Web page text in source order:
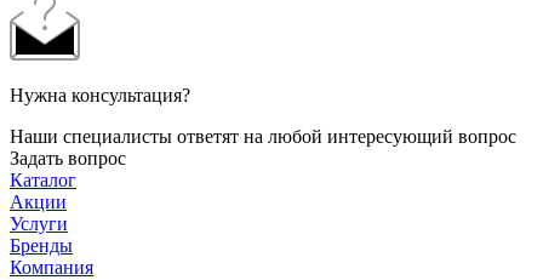
Нужна консультация?
Наши специалисты ответят на любой интересующий вопрос
Задать вопрос
Каталог
Акции
Услуги
Бренды
Компания